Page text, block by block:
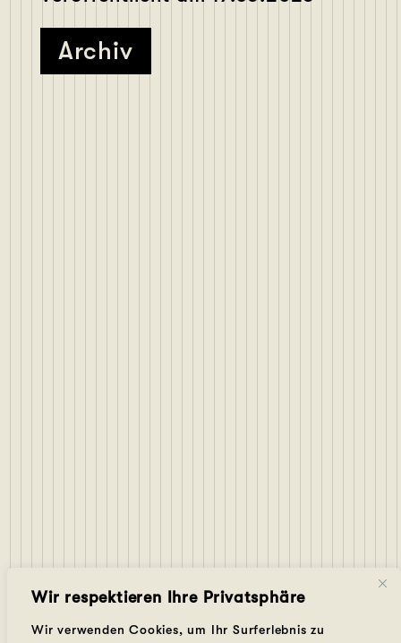
Wir respektieren Ihre Privatsphäre
Wir verwenden Cookies, um Ihr Surferlebnis zu
Archiv